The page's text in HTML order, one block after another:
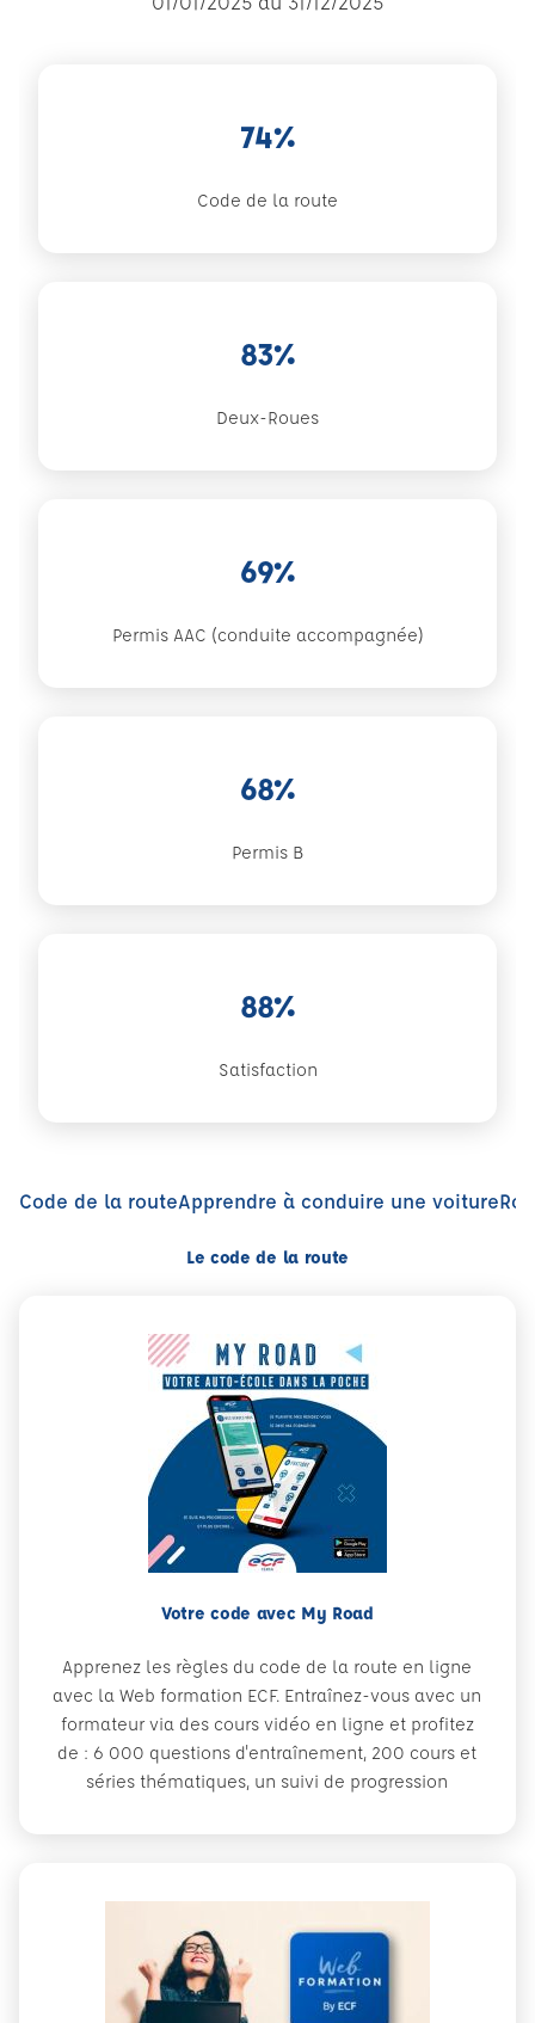
74%
Code de la route
83%
Deux-Roues
69%
Permis AAC (conduite accompagnée)
68%
Permis B
88%
Satisfaction
Code de la routeApprendre à conduire une voiture
Le code de la route
Votre code avec My Road
Apprenez les règles du code de la route en ligne
avec la Web formation ECF. Entraînez-vous avec un
formateur via des cours vidéo en ligne et profitez
de : 6 000 questions d'entraînement, 200 cours et
séries thématiques, un suivi de progression